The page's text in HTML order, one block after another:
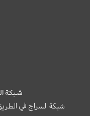
شبكة
شبكة السراج في